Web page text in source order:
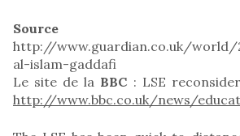
Source
http://www.guardian.co.uk/
al-islam-gaddafi
Le site de la BBC : LSE
http://www.bbc.co.uk/news/